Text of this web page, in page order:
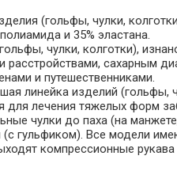
(гольфы, чулки,
и 35% эластана.
чулки, колготки),
сахарным
и путешественниками.
линейка изделий (гольфы,
для лечения тяжелых форм
чулки до паха (на
гульфиком). Все модели
компрессионные